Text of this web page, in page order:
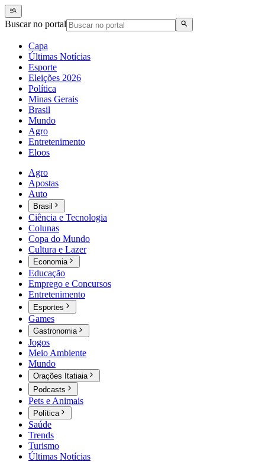
Buscar no portal
Capa
Últimas Notícias
Esporte
Eleições 2026
Política
Minas Gerais
Brasil
Mundo
Agro
Entretenimento
Eloos
Agro
Apostas
Auto
Brasil
Ciência e Tecnologia
Colunas
Copa do Mundo
Cultura e Lazer
Economia
Educação
Emprego e Concursos
Entretenimento
Esportes
Games
Gastronomia
Jogos
Meio Ambiente
Mundo
Orações Itatiaia
Podcasts
Pets e Animais
Política
Saúde
Trends
Turismo
Últimas Notícias